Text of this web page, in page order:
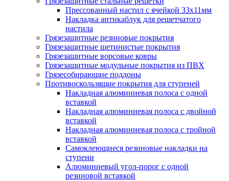
Прессованный настил с ячейкой 33х11мм
Накладка антикаблук для решетчатого
настила
Грязезащитные резиновые покрытия
Грязезащитные щетинистые покрытия
Грязезащитные ворсовые ковры
Грязезащитные модульные покрытия из ПВХ
Грязесобирающие поддоны
Противоскользящие покрытия для ступеней
Накладная алюминиевая полоса с одной
вставкой
Накладная алюминиевая полоса с двойной
вставкой
Накладная алюминиевая полоса с тройной
вставкой
Самоклеющиеся резиновые накладки на
ступени
Алюминиевый угол-порог с одной
резиновой вставкой